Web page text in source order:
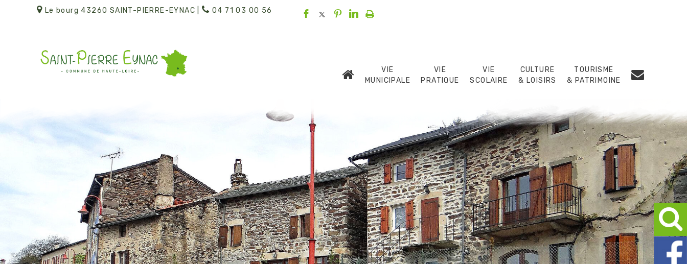
Le bourg 43260 SAINT-PIERRE-EYNAC | 04 71 03 00 56
VIE
MUNICIPALE
VIE
PRATIQUE
VIE
SCOLAIRE
CULTURE
& LOISIRS
TOURISME
& PATRIMOINE